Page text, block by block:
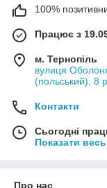
100%
Працює з
м. Тернопіль
вулиця
(польський), 8
Контакти
Сьогодні
Показати
Про нас